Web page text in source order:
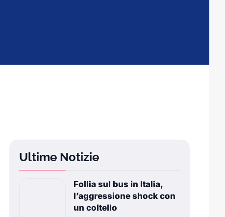
Ultime Notizie
Follia sul bus in Italia,
l’aggressione shock con
un coltello